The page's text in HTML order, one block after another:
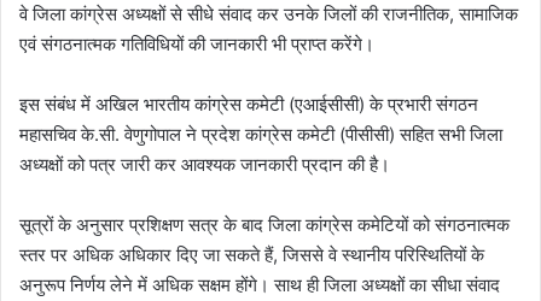
वे जिला कांग्रेस अध्यक्षों से सीधे संवाद कर उनके जिलों की राजनीतिक, सामाजिक
एवं संगठनात्मक गतिविधियों की जानकारी भी प्राप्त करेंगे।
इस संबंध में अखिल भारतीय कांग्रेस कमेटी (एआईसीसी) के प्रभारी संगठन
महासचिव के.सी. वेणुगोपाल ने प्रदेश कांग्रेस कमेटी (पीसीसी) सहित सभी जिला
अध्यक्षों को पत्र जारी कर आवश्यक जानकारी प्रदान की है।
सूत्रों के अनुसार प्रशिक्षण सत्र के बाद जिला कांग्रेस कमेटियों को संगठनात्मक
स्तर पर अधिक अधिकार दिए जा सकते हैं, जिससे वे स्थानीय परिस्थितियों के
अनुरूप निर्णय लेने में अधिक सक्षम होंगे। साथ ही जिला अध्यक्षों का सीधा संवाद